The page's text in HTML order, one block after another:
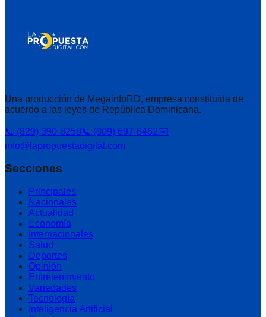
Una producción de MegainfoRD, empresa constituida de
acuerdo a las leyes de República Dominicana.
📞 (829) 390-8258📞 (809) 697-6462✉️
info@lapropuestadigital.com
Secciones
Principales
Nacionales
Actualidad
Economía
Internacionales
Salud
Deportes
Opinión
Entretenimiento
Variedades
Tecnología
Inteligencia Artificial